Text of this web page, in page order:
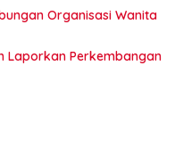
Organisasi Wanita
Laporkan Perkembangan